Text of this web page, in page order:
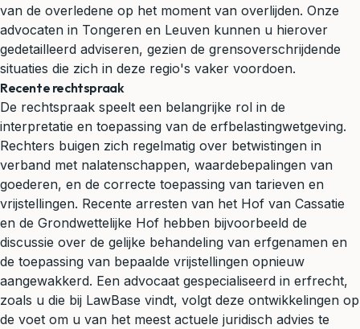
van de overledene op het moment van overlijden. Onze
advocaten in Tongeren en Leuven kunnen u hierover
gedetailleerd adviseren, gezien de grensoverschrijdende
situaties die zich in deze regio's vaker voordoen.
Recente rechtspraak
De rechtspraak speelt een belangrijke rol in de
interpretatie en toepassing van de erfbelastingwetgeving.
Rechters buigen zich regelmatig over betwistingen in
verband met nalatenschappen, waardebepalingen van
goederen, en de correcte toepassing van tarieven en
vrijstellingen. Recente arresten van het Hof van Cassatie
en de Grondwettelijke Hof hebben bijvoorbeeld de
discussie over de gelijke behandeling van erfgenamen en
de toepassing van bepaalde vrijstellingen opnieuw
aangewakkerd. Een advocaat gespecialiseerd in erfrecht,
zoals u die bij LawBase vindt, volgt deze ontwikkelingen op
de voet om u van het meest actuele juridisch advies te